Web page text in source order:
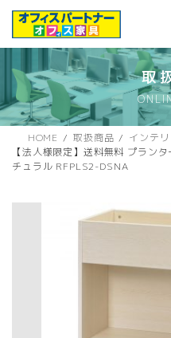
ス
キ
ン
に
取
HOME 取扱商品 インテ
【法人様限定】送料無料 プラン
チュラル RFPLS2-DSNA